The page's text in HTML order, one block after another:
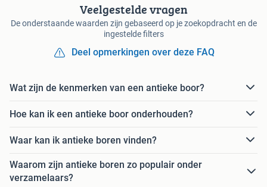
Veelgestelde vragen
De onderstaande waarden zijn gebaseerd op je zoekopdracht en de
ingestelde filters
Deel opmerkingen over deze FAQ
Wat zijn de kenmerken van een antieke boor?
Hoe kan ik een antieke boor onderhouden?
Waar kan ik antieke boren vinden?
Waarom zijn antieke boren zo populair onder
verzamelaars?